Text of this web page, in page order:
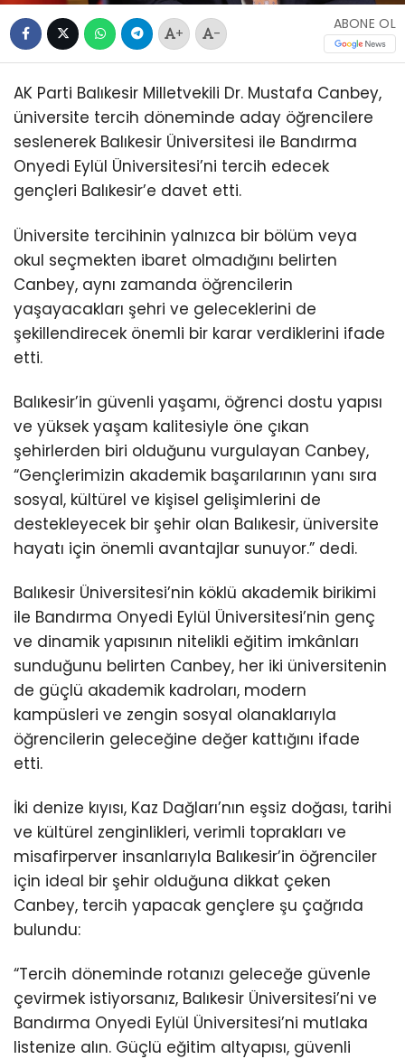
+ -
ABONE OL
AK Parti Balıkesir Milletvekili Dr. Mustafa Canbey,
üniversite tercih döneminde aday öğrencilere
seslenerek Balıkesir Üniversitesi ile Bandırma
Onyedi Eylül Üniversitesi’ni tercih edecek
gençleri Balıkesir’e davet etti.
Üniversite tercihinin yalnızca bir bölüm veya
okul seçmekten ibaret olmadığını belirten
Canbey, aynı zamanda öğrencilerin
yaşayacakları şehri ve geleceklerini de
şekillendirecek önemli bir karar verdiklerini ifade
etti.
Balıkesir’in güvenli yaşamı, öğrenci dostu yapısı
ve yüksek yaşam kalitesiyle öne çıkan
şehirlerden biri olduğunu vurgulayan Canbey,
“Gençlerimizin akademik başarılarının yanı sıra
sosyal, kültürel ve kişisel gelişimlerini de
destekleyecek bir şehir olan Balıkesir, üniversite
hayatı için önemli avantajlar sunuyor.” dedi.
Balıkesir Üniversitesi’nin köklü akademik birikimi
ile Bandırma Onyedi Eylül Üniversitesi’nin genç
ve dinamik yapısının nitelikli eğitim imkânları
sunduğunu belirten Canbey, her iki üniversitenin
de güçlü akademik kadroları, modern
kampüsleri ve zengin sosyal olanaklarıyla
öğrencilerin geleceğine değer kattığını ifade
etti.
İki denize kıyısı, Kaz Dağları’nın eşsiz doğası, tarihi
ve kültürel zenginlikleri, verimli toprakları ve
misafirperver insanlarıyla Balıkesir’in öğrenciler
için ideal bir şehir olduğuna dikkat çeken
Canbey, tercih yapacak gençlere şu çağrıda
bulundu:
“Tercih döneminde rotanızı geleceğe güvenle
çevirmek istiyorsanız, Balıkesir Üniversitesi’ni ve
Bandırma Onyedi Eylül Üniversitesi’ni mutlaka
listenize alın. Güçlü eğitim altyapısı, güvenli